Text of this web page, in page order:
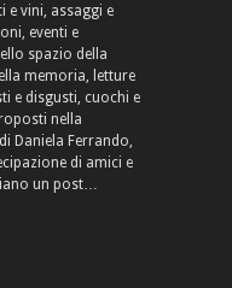
e vini, assaggi e
eventi e
spazio della
memoria, letture
e disgusti, cuochi e
nella
Daniela Ferrando,
di amici e
un post…